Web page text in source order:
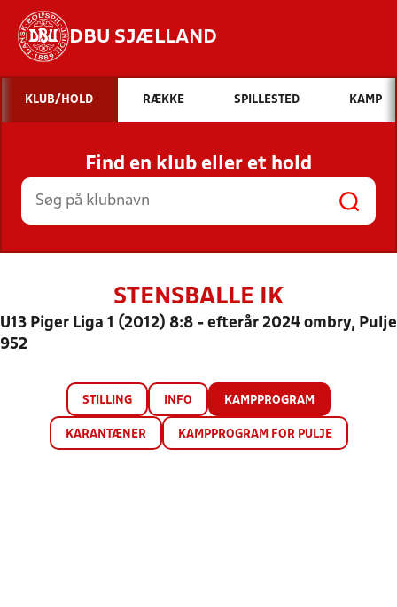
DBU SJÆLLAND
Hvad vil du søge efter?
INDHOLD OG NYHEDER
STILLINGER, RESULTATER, KLUBBER OG
HOLD
KLUB/HOLD RÆKKE SPILLESTED KAMP
Find en klub eller et hold
STENSBALLE IK
U13 Piger Liga 1 (2012) 8:8 - efterår 2024 ombry, Pulje
952
STILLING INFO KAMPPROGRAM
KARANTÆNER KAMPPROGRAM FOR PULJE